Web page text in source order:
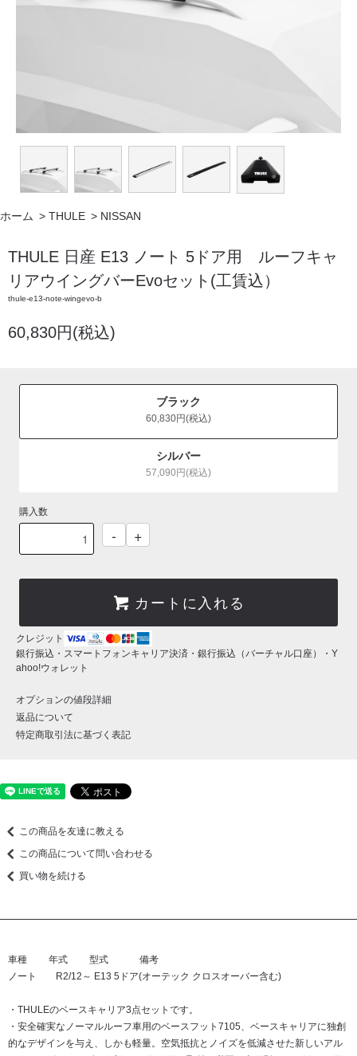
ホーム > THULE > NISSAN
THULE 日産 E13 ノート 5ドア用 ルーフキャ
リアウイングバーEvoセット(工賃込）
thule-e13-note-wingevo-b
60,830円(税込)
ブラック
60,830円(税込)
シルバー
57,090円(税込)
購入数
- +
カートに入れる
クレジット
銀行振込・スマートフォンキャリア決済・銀行振込（バーチャル口座）・Y
ahoo!ウォレット
オプションの値段詳細
返品について
特定商取引法に基づく表記
この商品を友達に教える
この商品について問い合わせる
買い物を続ける
車種 年式 型式 備考
ノート R2/12～ E13 5ドア(オーテック クロスオーバー含む)
・THULEのベースキャリア3点セットです。
・安全確実なノーマルルーフ車用のベースフット7105、ベースキャリアに独創
的なデザインを与え、しかも軽量。空気抵抗とノイズを低減させた新しいアル